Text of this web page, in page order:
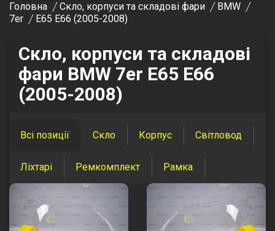
Головна Скло, корпуси та складові фари
BMW
7er
E65 E66 (2005-2008)
Скло, корпуси та складові
фари BMW 7er E65 E66
(2005-2008)
Всі позиції Скло Корпус Світловод
Ліхтарі Ремкомплект Рамка